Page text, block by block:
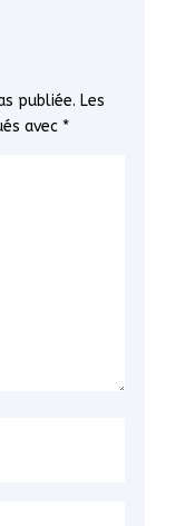
publiée. Les
avec *